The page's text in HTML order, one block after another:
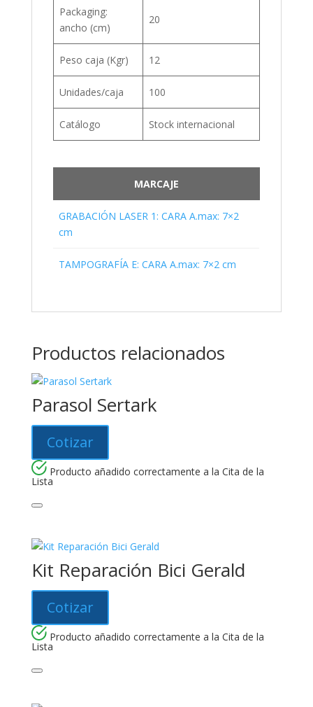
Packaging:
ancho (cm)
20
Peso caja (Kgr) 12
Unidades/caja 100
Catálogo Stock internacional
MARCAJE
GRABACIÓN LASER 1: CARA A.max: 7×2
cm
TAMPOGRAFÍA E: CARA A.max: 7×2 cm
Productos relacionados
Parasol Sertark
Cotizar
Producto añadido correctamente a la Cita de la
Lista
Kit Reparación Bici Gerald
Cotizar
Producto añadido correctamente a la Cita de la
Lista